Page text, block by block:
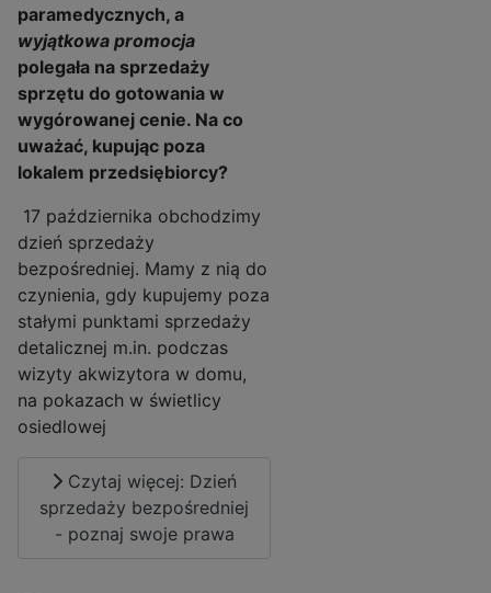
paramedycznych, a
wyjątkowa promocja
polegała na sprzedaży
sprzętu do gotowania w
wygórowanej cenie. Na co
uważać, kupując poza
lokalem przedsiębiorcy?
17 października obchodzimy
dzień sprzedaży
bezpośredniej. Mamy z nią do
czynienia, gdy kupujemy poza
stałymi punktami sprzedaży
detalicznej m.in. podczas
wizyty akwizytora w domu,
na pokazach w świetlicy
osiedlowej
Czytaj więcej: Dzień
sprzedaży bezpośredniej
- poznaj swoje prawa